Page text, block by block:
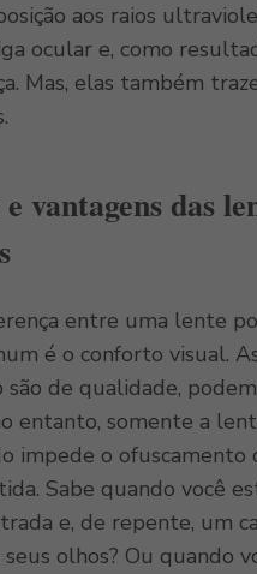
aos raios
ocular e, como
Mas, elas também
vantagens das
entre uma lente
é o conforto visual.
são de qualidade,
entanto, somente a
impede o ofuscamento
Sabe quando você
e, de repente, um
olhos? Ou quando